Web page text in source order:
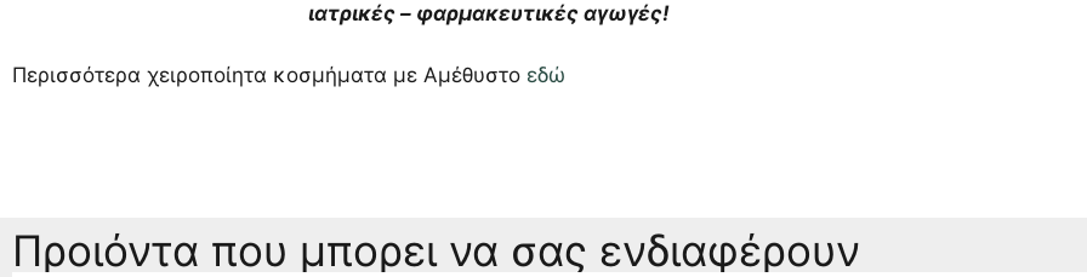
ιατρικές – φαρμακευτικές αγωγές!
Περισσότερα χειροποίητα κοσμήματα με Αμέθυστο εδώ
Προιόντα που μπορει να σας ενδιαφέρουν